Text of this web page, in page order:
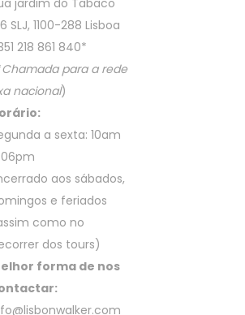
jardim do Tabaco
SLJ, 1100-288 Lisboa
218 861 840*
Chamada para a rede
nacional)
a sexta: 10am
aos sábados,
e feriados
como no
dos tours)
forma de nos